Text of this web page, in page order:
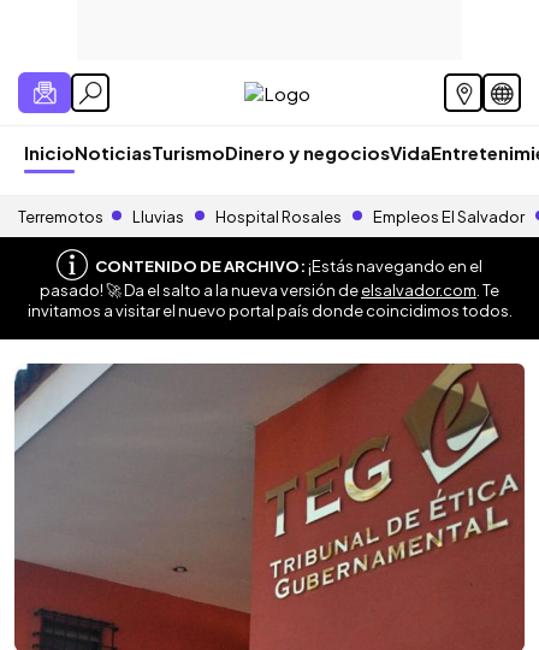
InicioNoticiasTurismoDinero y negociosVida
Terremotos Lluvias Hospital Rosales Empleos El Salvador
CONTENIDO DE ARCHIVO:¡Estás navegando en el
pasado! 🚀 Da el salto a la nueva versión deelsalvador.com . Te
invitamos a visitar el nuevo portal país donde coincidimos todos.